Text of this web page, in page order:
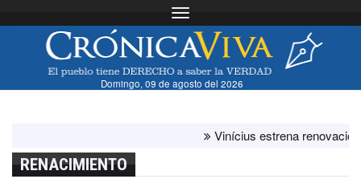
Toggle navigation
Domingo, 09 de agosto del 2026
Vinícius estrena renovación
RENACIMIENTO